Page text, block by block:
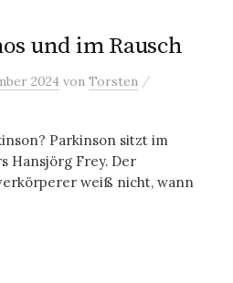
und im Rausch
2024 von Torsten /
Parkinson sitzt im
Hansjörg Frey. Der
weiß nicht, wann